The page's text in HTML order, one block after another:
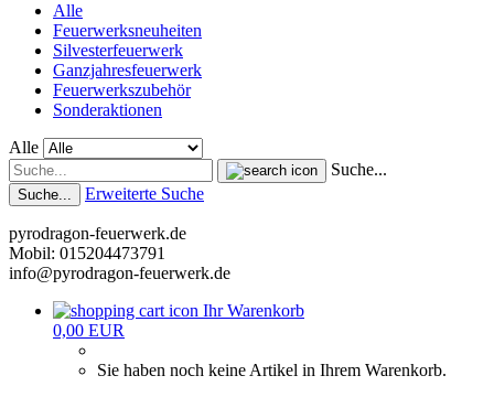
Alle
Feuerwerksneuheiten
Silvesterfeuerwerk
Ganzjahresfeuerwerk
Feuerwerkszubehör
Sonderaktionen
Alle
Suche...
Suche... Erweiterte Suche
pyrodragon-feuerwerk.de
Mobil: 015204473791
info@pyrodragon-feuerwerk.de
Ihr Warenkorb
0,00 EUR
Sie haben noch keine Artikel in Ihrem Warenkorb.